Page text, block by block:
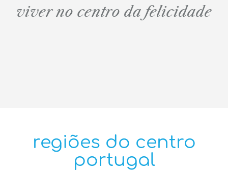
viver no centro da felicidade
regiões do centro
portugal